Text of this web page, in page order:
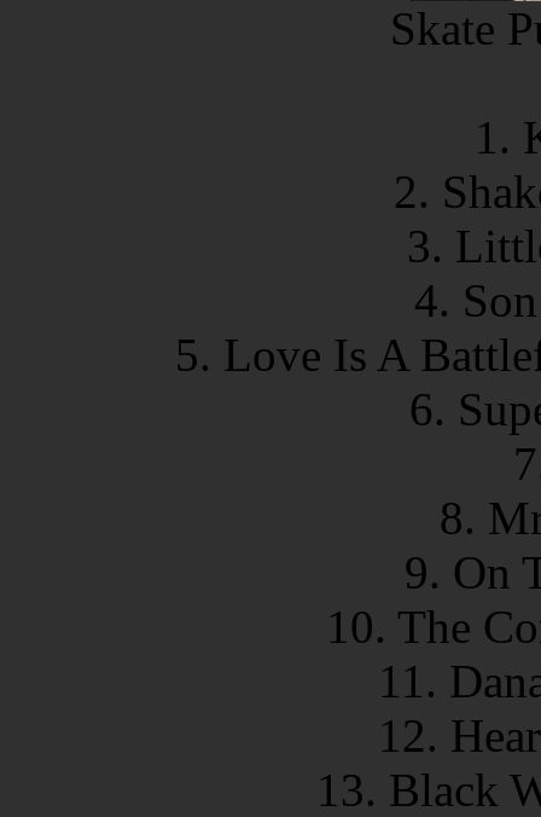
Skate
1.
2.
3.
4.
5. Love Is A
6.
8.
9. On
10. The
11.
12.
13. Black